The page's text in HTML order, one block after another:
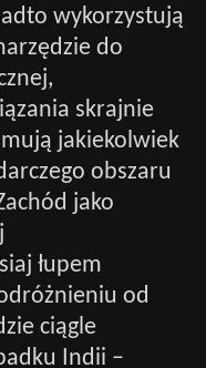
wykorzystują
do
skrajnie
jakiekolwiek
obszaru
jako
łupem
od
ciągle
Indii –